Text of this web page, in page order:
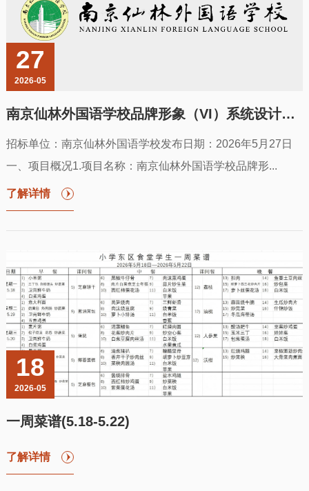
27
2026-05
南京仙林外国语学校品牌形象（VI）系统设计项目招标公告
招标单位：南京仙林外国语学校发布日期：2026年5月27日
一、项目概况1.项目名称：南京仙林外国语学校品牌形...
了解详情
18
2026-05
一周菜谱(5.18-5.22)
了解详情